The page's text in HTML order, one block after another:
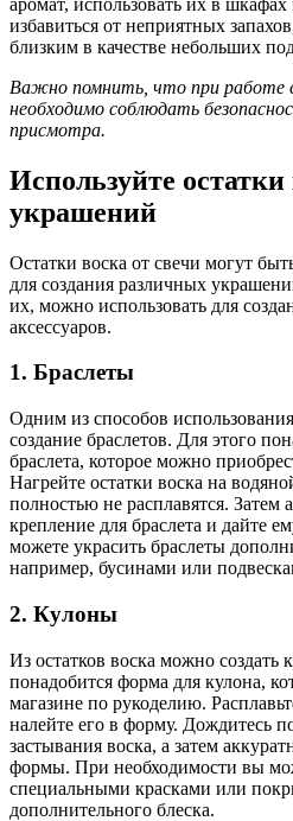
избавиться от неприятных
близким в качестве небольших
Важно помнить, что при работе
необходимо соблюдать
присмотра.
Используйте остатки
украшений
Остатки воска от свечи могут
для создания различных
их, можно использовать для
аксессуаров.
1. Браслеты
Одним из способов использования
создание браслетов. Для этого
браслета, которое можно
Нагрейте остатки воска на
полностью не расплавятся. Затем
крепление для браслета и дайте
можете украсить браслеты
например, бусинами или
2. Кулоны
Из остатков воска можно создать
понадобится форма для кулона,
магазине по рукоделию.
налейте его в форму. Дождитесь
застывания воска, а затем
формы. При необходимости вы
специальными красками или
дополнительного блеска.